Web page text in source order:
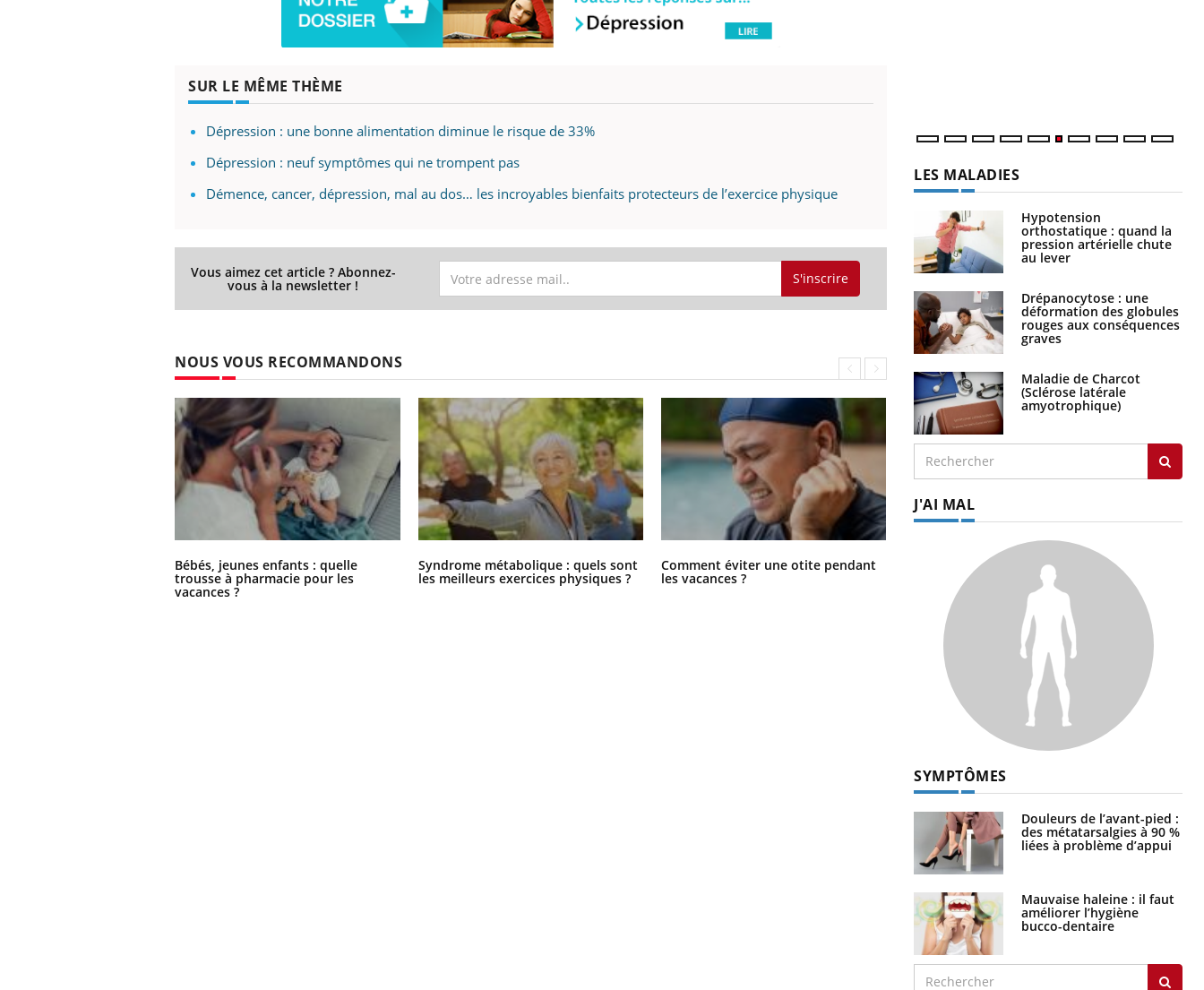
SUR LE MÊME THÈME
Dépression : une bonne alimentation diminue le risque de 33%
Dépression : neuf symptômes qui ne trompent pas
Démence, cancer, dépression, mal au dos… les incroyables bienfaits protecteurs de l’exercice physique
Vous aimez cet article ? Abonnez-
vous à la newsletter ! S'inscrire
NOUS VOUS RECOMMANDONS
Bébés, jeunes enfants : quelle
trousse à pharmacie pour les
vacances ?
Syndrome métabolique : quels sont
les meilleurs exercices physiques ?
Comment éviter une otite pendant
les vacances ?
Hantavirus : un cas détecté chez un
touriste en France
LES MALADIES
Hypotension
orthostatique : quand la
pression artérielle chute
au lever
Drépanocytose : une
déformation des globules
rouges aux conséquences
graves
Maladie de Charcot
(Sclérose latérale
amyotrophique)
J'AI MAL
SYMPTÔMES
Douleurs de l’avant-pied :
des métatarsalgies à 90 %
liées à problème d’appui
Mauvaise haleine : il faut
améliorer l’hygiène
bucco-dentaire